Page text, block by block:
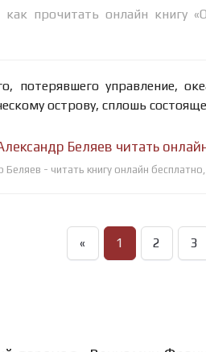
прочитать онлайн книгу
потерявшего управление,
острову, сплошь
Беляев читать
- читать книгу онлайн
« 1 2 3